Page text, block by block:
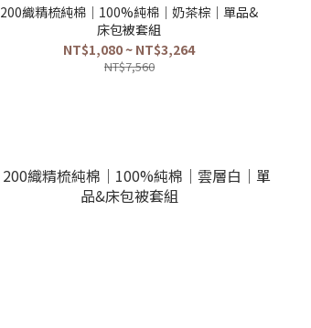
200織精梳純棉｜100%純棉｜奶茶棕｜單品&
床包被套組
NT$1,080 ~ NT$3,264
NT$7,560